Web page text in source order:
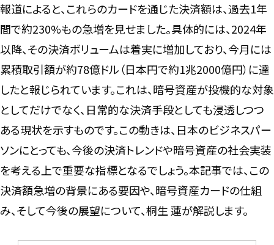
報道によると、これらのカードを通じた決済額は、過去1年
間で約230%もの急増を見せました。具体的には、2024年
以降、その決済ボリュームは着実に増加しており、今月には
累積取引額が約78億ドル（日本円で約1兆2000億円）に達
したと報じられています。これは、暗号資産が投機的な対象
としてだけでなく、日常的な決済手段としても浸透しつつ
ある現状を示すものです。この動きは、日本のビジネスパー
ソンにとっても、今後の決済トレンドや暗号資産の社会実装
を考える上で重要な指標となるでしょう。本記事では、この
決済額急増の背景にある要因や、暗号資産カードの仕組
み、そして今後の展望について、桐生 蓮が解説します。